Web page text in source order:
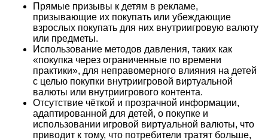
Прямые призывы к детям в рекламе,
призывающие их покупать или убеждающие
взрослых покупать для них внутриигровую валюту
или предметы.
Использование методов давления, таких как
«покупка через ограниченные по времени
практики», для неправомерного влияния на детей
с целью покупки внутриигровой виртуальной
валюты или внутриигрового контента.
Отсутствие чёткой и прозрачной информации,
адаптированной для детей, о покупке и
использовании игровой виртуальной валюты, что
приводит к тому, что потребители тратят больше,